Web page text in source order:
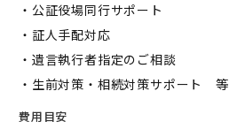
・公証役場同行サポート
・証人手配対応
・遺言執行者指定のご相談
・生前対策・相続対策サポート 等
費用目安